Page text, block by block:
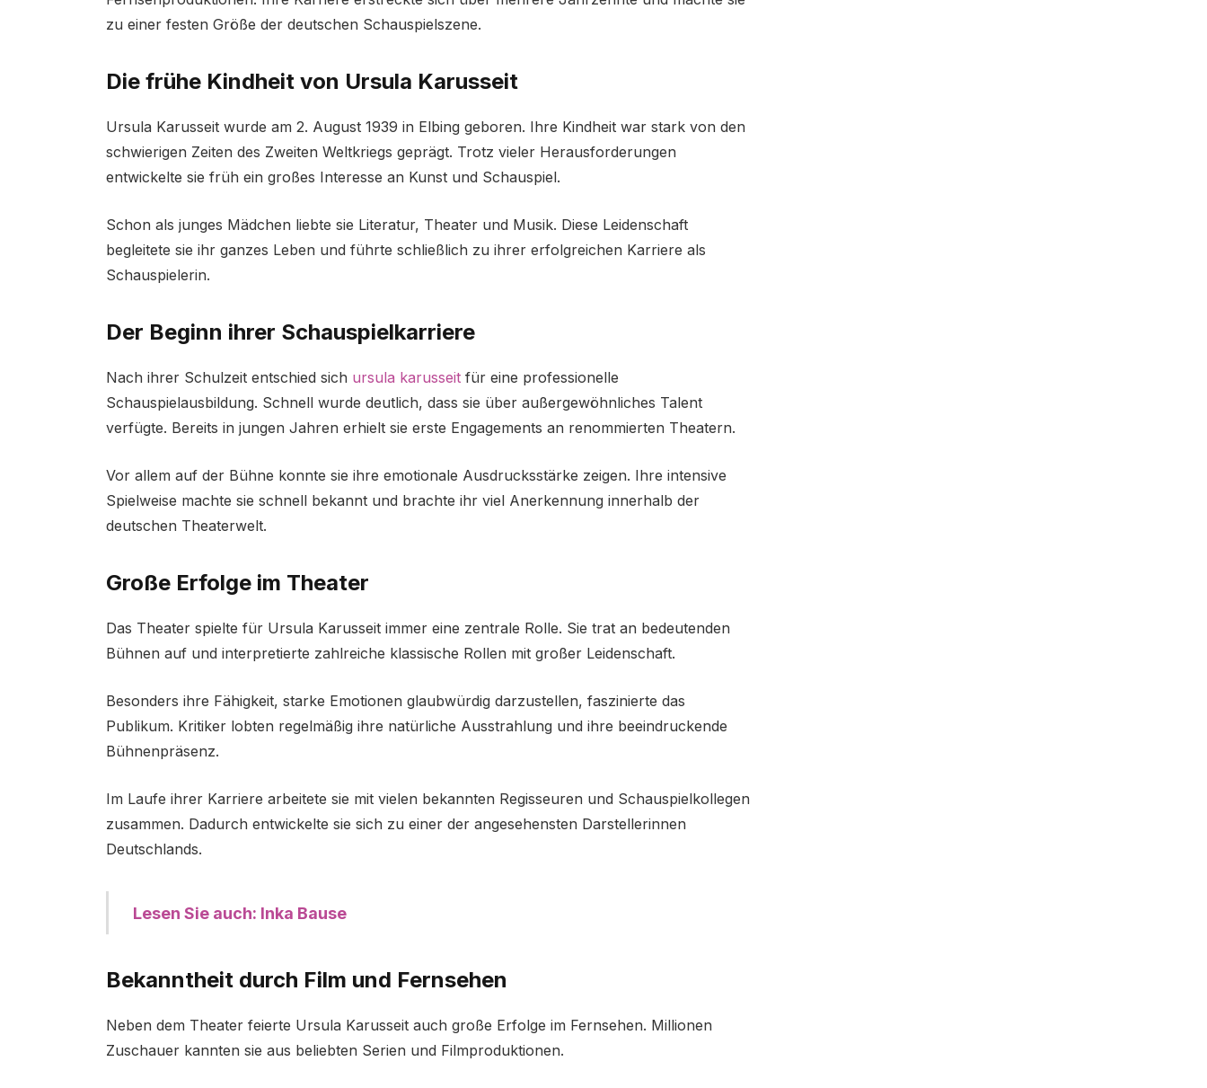
zu einer festen Größe der deutschen Schauspielszene.
Die frühe Kindheit von Ursula Karusseit
Ursula Karusseit wurde am 2. August 1939 in Elbing geboren. Ihre Kindheit war stark von den
schwierigen Zeiten des Zweiten Weltkriegs geprägt. Trotz vieler Herausforderungen
entwickelte sie früh ein großes Interesse an Kunst und Schauspiel.
Schon als junges Mädchen liebte sie Literatur, Theater und Musik. Diese Leidenschaft
begleitete sie ihr ganzes Leben und führte schließlich zu ihrer erfolgreichen Karriere als
Schauspielerin.
Der Beginn ihrer Schauspielkarriere
Nach ihrer Schulzeit entschied sich ursula karusseitfür eine professionelle
Schauspielausbildung. Schnell wurde deutlich, dass sie über außergewöhnliches Talent
verfügte. Bereits in jungen Jahren erhielt sie erste Engagements an renommierten Theatern.
Vor allem auf der Bühne konnte sie ihre emotionale Ausdrucksstärke zeigen. Ihre intensive
Spielweise machte sie schnell bekannt und brachte ihr viel Anerkennung innerhalb der
deutschen Theaterwelt.
Große Erfolge im Theater
Das Theater spielte für Ursula Karusseit immer eine zentrale Rolle. Sie trat an bedeutenden
Bühnen auf und interpretierte zahlreiche klassische Rollen mit großer Leidenschaft.
Besonders ihre Fähigkeit, starke Emotionen glaubwürdig darzustellen, faszinierte das
Publikum. Kritiker lobten regelmäßig ihre natürliche Ausstrahlung und ihre beeindruckende
Bühnenpräsenz.
Im Laufe ihrer Karriere arbeitete sie mit vielen bekannten Regisseuren und Schauspielkollegen
zusammen. Dadurch entwickelte sie sich zu einer der angesehensten Darstellerinnen
Deutschlands.
Lesen Sie auch: Inka Bause
Bekanntheit durch Film und Fernsehen
Neben dem Theater feierte Ursula Karusseit auch große Erfolge im Fernsehen. Millionen
Zuschauer kannten sie aus beliebten Serien und Filmproduktionen.